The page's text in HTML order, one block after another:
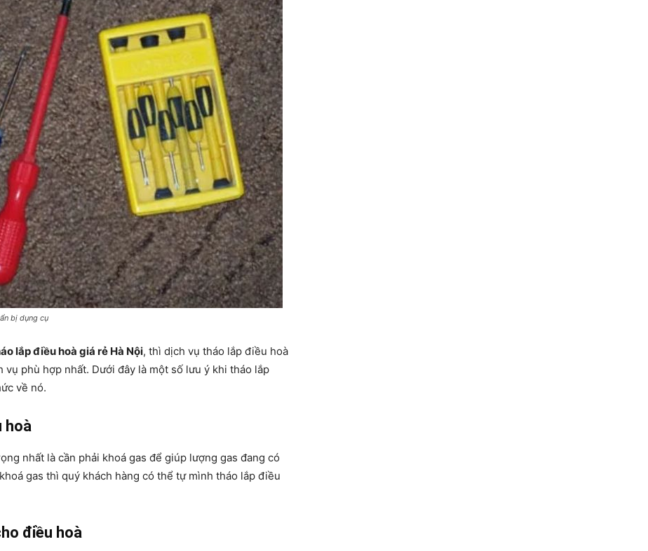
bị dụng cụ
lắp điều hoà giá rẻ Hà Nội, thì dịch vụ tháo lắp điều hoà
vụ phù hợp nhất. Dưới đây là một số lưu ý khi tháo lắp
về nó.
hoà
nhất là cần phải khoá gas để giúp lượng gas đang có
gas thì quý khách hàng có thể tự mình tháo lắp điều
điều hoà